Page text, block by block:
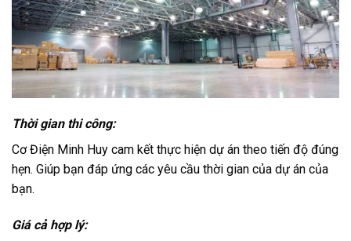
Thời gian thi công:
Cơ Điện Minh Huy cam kết thực hiện dự án theo tiến độ đúng
hẹn. Giúp bạn đáp ứng các yêu cầu thời gian của dự án của
bạn.
Giá cả hợp lý: